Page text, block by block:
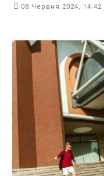
08 Червня 2024, 14:42